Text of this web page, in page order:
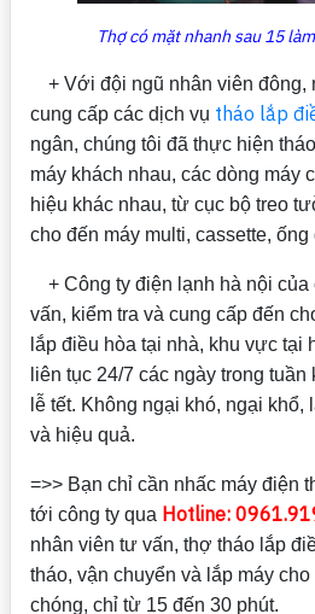
Thợ có mặt nhanh sau 15
+ Với đội ngũ nhân viên đông,
cung cấp các dịch vụ tháo lắp
ngân, chúng tôi đã thực hiện
máy khách nhau, các dòng máy
hiệu khác nhau, từ cục bộ treo
cho đến máy multi, cassette, ống
+ Công ty điện lạnh hà nội
vấn, kiểm tra và cung cấp đến
lắp điều hòa tại nhà, khu vực tại
liên tục 24/7 các ngày trong
lễ tết. Không ngại khó, ngại khổ,
và hiệu quả.
=>> Bạn chỉ cần nhấc máy điện
tới công ty qua Hotline:
nhân viên tư vấn, thợ tháo lắp
tháo, vận chuyển và lắp máy
chóng, chỉ từ 15 đến 30 phút.